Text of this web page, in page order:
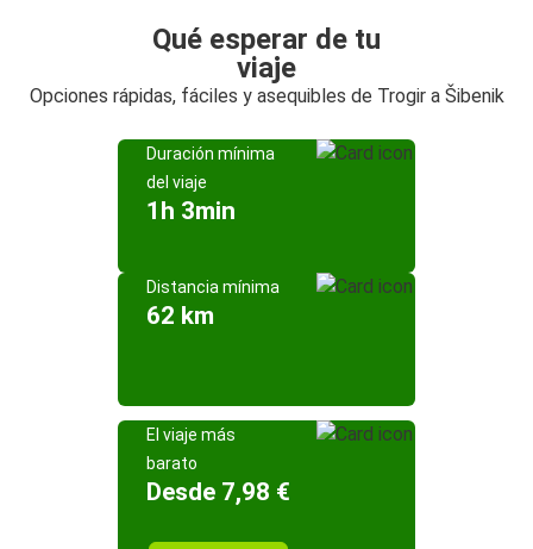
Qué esperar de tu
viaje
Opciones rápidas, fáciles y asequibles de Trogir a Šibenik
Duración mínima
del viaje
1h 3min
Distancia mínima
62 km
El viaje más
barato
Desde 7,98 €